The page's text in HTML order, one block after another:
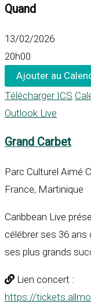
Quand
13/02/2026
20h00
Ajouter au
Télécharger ICS
Outlook Live
Grand Carbet
Parc Culturel Aimé
France, Martinique
Caribbean Live
célébrer ses 36 ans
ses plus grands
Lien concert :
https://